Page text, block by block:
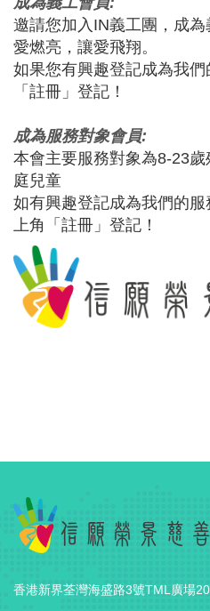
邀請您加入IN義工團，成
愛燃亮，讓愛飛翔。
如果您有興趣登記成為我
「註冊」登記！
成為服務對象會員:
本會主要服務對象為8-23
庭兒童
如有興趣登記成為我們的
上角「註冊」登記！
香港新界荃灣海盛路3號TML廣場